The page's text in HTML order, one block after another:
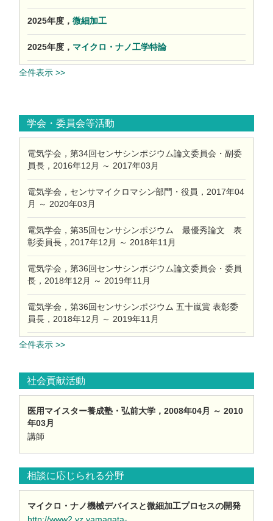
2025年度， 微細加工
2025年度， マイクロ・ナノ工学特論
全件表示 >>
学会・委員会等活動
電気学会，第34回センサシンポジウム論文委員会・副委
員長，2016年12月 ～ 2017年03月
電気学会，センサマイクロマシン部門・役員，2017年04
月 ～ 2020年03月
電気学会，第35回センサシンポジウム 最優秀論文 表
彰委員長，2017年12月 ～ 2018年11月
電気学会，第36回センサシンポジウム論文委員会・委員
長，2018年12月 ～ 2019年11月
電気学会，第36回センサシンポジウム 五十嵐賞 表彰委
員長，2018年12月 ～ 2019年11月
全件表示 >>
社会貢献活動
医用マイスター養成塾・弘前大学，2008年04月 ～ 2010
年03月
講師
相談に応じられる分野
マイクロ・ナノ機械デバイスと微細加工プロセスの開発